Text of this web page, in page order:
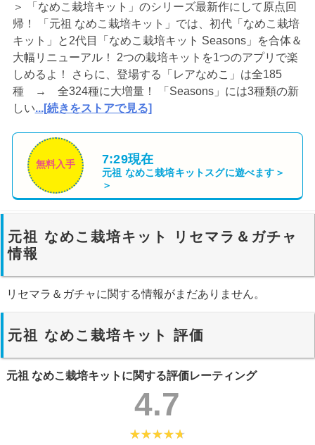
＞ 「なめこ栽培キット」のシリーズ最新作にして原点回
帰！ 「元祖 なめこ栽培キット」では、初代「なめこ栽培
キット」と2代目「なめこ栽培キット Seasons」を合体＆
大幅リニューアル！ 2つの栽培キットを1つのアプリで楽
しめるよ！ さらに、登場する「レアなめこ」は全185
種 → 全324種に大増量！ 「Seasons」には3種類の新
しい...[続きをストアで見る]
無料入手 7:29現在
元祖 なめこ栽培キット スグに遊べます＞
＞
元祖 なめこ栽培キット リセマラ＆ガチャ
情報
リセマラ＆ガチャに関する情報がまだありません。
元祖 なめこ栽培キット 評価
元祖 なめこ栽培キットに関する評価レーティング
4.7